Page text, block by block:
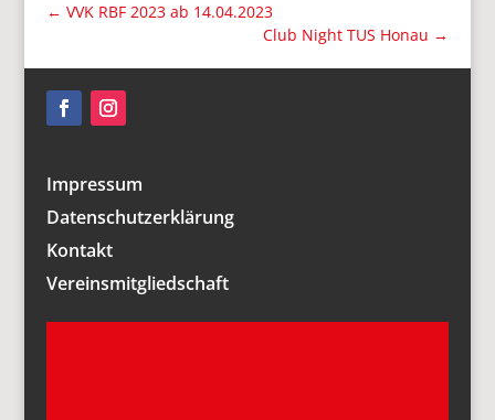
←VVK RBF 2023 ab 14.04.2023
Club Night TUS Honau →
Impressum
Datenschutzerklärung
Kontakt
Vereinsmitgliedschaft